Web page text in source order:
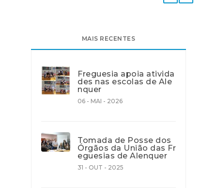
MAIS RECENTES
Freguesia apoia ativida
des nas escolas de Ale
nquer
06 - MAI - 2026
Tomada de Posse dos
Órgãos da União das Fr
eguesias de Alenquer
31 - OUT - 2025